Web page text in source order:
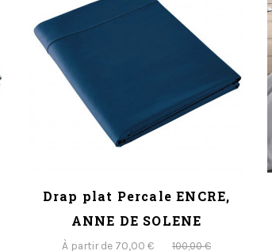
Drap plat Percale ENCRE,
ANNE DE SOLENE
À partir de 70,00 € 100,00 €